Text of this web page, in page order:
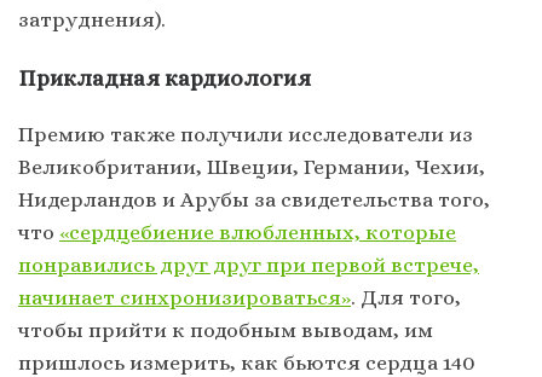
затруднения).
Прикладная кардиология
Премию также получили исследователи из
Великобритании, Швеции, Германии, Чехии,
Нидерландов и Арубы за свидетельства того,
что «сердцебиение влюбленных, которые
понравились друг друг при первой встрече,
начинает синхронизироваться». Для того,
чтобы прийти к подобным выводам, им
пришлось измерить, как бьются сердца 140